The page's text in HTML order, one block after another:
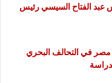
عبد الفتاح السيسي رئيس
في التحالف البحري